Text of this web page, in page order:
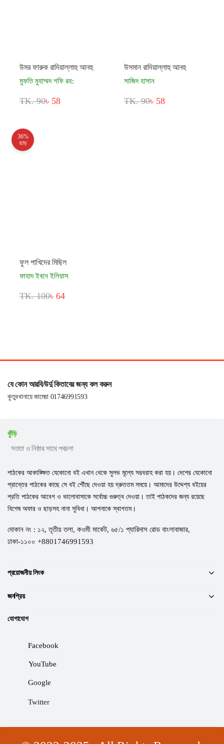
উমর ফারুক রাদিয়াল্লাহু আনহু
মুফতি মুহাম্মদ শফি রহ:
TK. 90৳ 58
উসমান রাদিয়াল্লাহু আনহু
সাজিদ হাসান
TK. 90৳ 58
36%
ছাড়
ফুল পাখিদের মিছিল
ফাহাদ ইবনে ইলিয়াস
TK. 100৳ 64
যে কোন আরবি/উর্দু কিতাবের জন্য কল করুন
কুতুবখানায়ে জামেয়া 01746991593
কুঁড়ি
সততা ও নিষ্ঠার সাথে পথচলা
পাঠকের আকাঙ্ক্ষিত যেকোনো বই এখান থেকে সুলভ মূল্যে সরবরাহ করা হয়। দেশের যেকোনো
প্রান্তের পাঠকের কাছে সে বই পৌঁছে দেওয়া হয় দ্রুততম সময়ে। আমাদের উদ্দেশ্য বইয়ের
প্রতি পাঠকের আবেগ ও ভালোবাসাকে সর্বোচ্চ গুরুত্ব দেওয়া। তাই পাঠকদের জন্য রয়েছে
বিশেষ অফার ও ছাড়সহ নানা সুবিধা। আপনাকে স্বাগতম।
দোকান নং : ১২, তৃতীয় তলা, কওমী মার্কেট, ৬৫/১ প্যারিদাস রোড বাংলাবাজার,
ঢাকা-১১০০ +8801746991593
প্রয়োজনীয় লিংক
জনপ্রিয়
যোগাযোগ
Facebook
YouTube
Google
Twitter